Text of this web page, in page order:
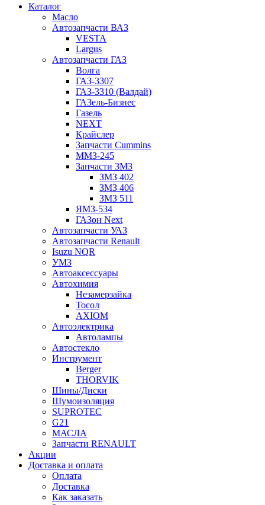
Каталог
Масло
Автозапчасти ВАЗ
VESTA
Largus
Автозапчасти ГАЗ
Волга
ГАЗ-3307
ГАЗ-3310 (Валдай)
ГАЗель-Бизнес
Газель
NEXT
Крайслер
Запчасти Cummins
ММЗ-245
Запчасти ЗМЗ
ЗМЗ 402
ЗМЗ 406
ЗМЗ 511
ЯМЗ-534
ГАЗон Next
Автозапчасти УАЗ
Автозапчасти Renault
Isuzu NQR
УМЗ
Автоаксессуары
Автохимия
Незамерзайка
Тосол
AXIOM
Автоэлектрика
Автолампы
Автостекло
Инструмент
Berger
THORVIK
Шины/Диски
Шумоизоляция
SUPROTEC
G21
МАСЛА
Запчасти RENAULT
Акции
Доставка и оплата
Оплата
Доставка
Как заказать